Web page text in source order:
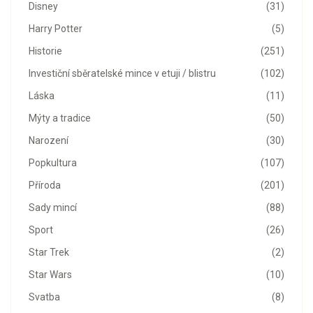
(31)
Disney
(5)
Harry Potter
(251)
Historie
(102)
Investiční sběratelské mince v etuji / blistru
(11)
Láska
(50)
Mýty a tradice
(30)
Narození
(107)
Popkultura
(201)
Příroda
(88)
Sady mincí
(26)
Sport
(2)
Star Trek
(10)
Star Wars
(8)
Svatba